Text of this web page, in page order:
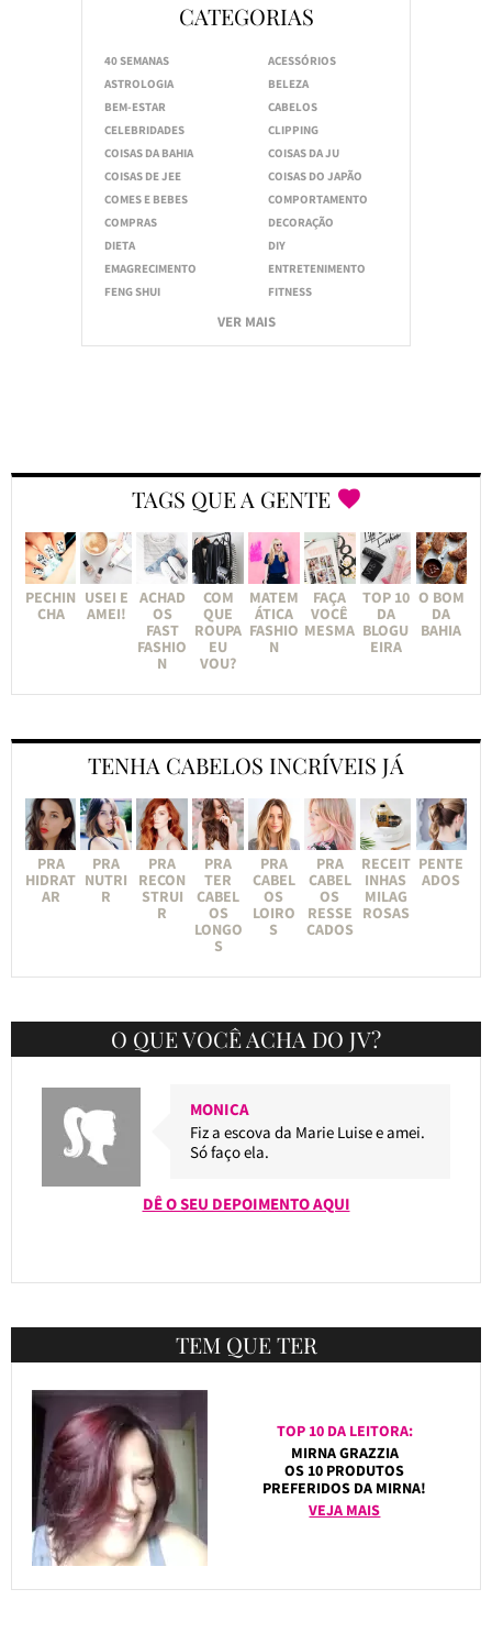
CATEGORIAS
40 SEMANAS
ACESSÓRIOS
ASTROLOGIA
BELEZA
BEM-ESTAR
CABELOS
CELEBRIDADES
CLIPPING
COISAS DA BAHIA
COISAS DA JU
COISAS DE JEE
COISAS DO JAPÃO
COMES E BEBES
COMPORTAMENTO
COMPRAS
DECORAÇÃO
DIETA
DIY
EMAGRECIMENTO
ENTRETENIMENTO
FENG SHUI
FITNESS
VER MAIS
TAGS QUE A GENTE
PECHIN
CHA
USEI E
AMEI!
ACHAD
OS
FAST
FASHIO
N
COM
QUE
ROUPA
EU
VOU?
MATEM
ÁTICA
FASHIO
N
FAÇA
VOCÊ
MESMA
TOP 10
DA
BLOGU
EIRA
O BOM
DA
BAHIA
TENHA CABELOS INCRÍVEIS JÁ
PRA
HIDRAT
AR
PRA
NUTRI
R
PRA
RECON
STRUI
R
PRA
TER
CABEL
OS
LONGO
S
PRA
CABEL
OS
LOIRO
S
PRA
CABEL
OS
RESSE
CADOS
RECEIT
INHAS
MILAG
ROSAS
PENTE
ADOS
O QUE VOCÊ ACHA DO JV?
MONICA
Fiz a escova da Marie Luise e amei.
Só faço ela.
DÊ O SEU DEPOIMENTO AQUI
TEM QUE TER
TOP 10 DA LEITORA:
MIRNA GRAZZIA
OS 10 PRODUTOS
PREFERIDOS DA MIRNA!
VEJA MAIS